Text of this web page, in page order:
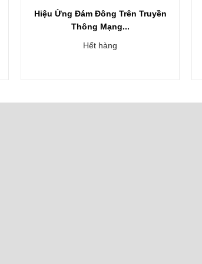
Hiệu Ứng Đám Đông Trên Truyền
Thông Mạng...
Hết hàng